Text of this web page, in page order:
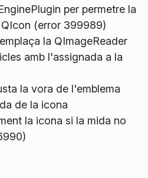
per permetre la
(error 399989)
la QImageReader
amb l'assignada a la
la vora de l'emblema
de la icona
la icona si la mida no